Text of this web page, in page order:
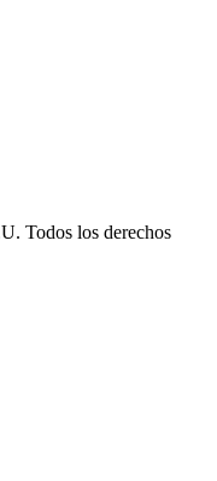
Todos los derechos